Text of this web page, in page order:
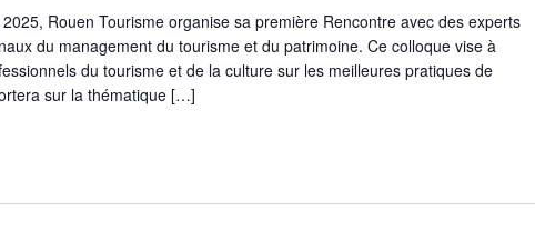
Rouen Tourisme organise sa première Rencontre avec des experts
du management du tourisme et du patrimoine. Ce colloque vise à
du tourisme et de la culture sur les meilleures pratiques de
sur la thématique […]